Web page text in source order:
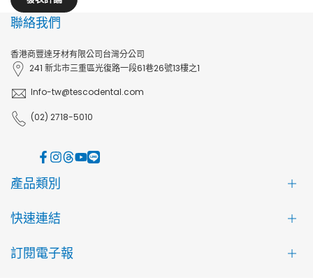
聯絡我們
香港商豐達牙材有限公司台灣分公司
241 新北市三重區光復路一段61巷26號13樓之1
Info-tw@tescodental.com
(02) 2718-5010
Facebook
Instagram
Threads
YouTube
LINE
產品類別
快速連結
關於 TePe
訂閱電子報